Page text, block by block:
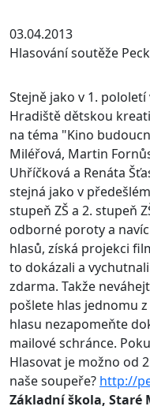
03.04.2013
Hlasování soutěže
Stejně jako v 1.
Hradiště dětskou
na téma "Kino
Miléřová, Martin
Uhříčková a Renáta
stejná jako v
stupeň ZŠ a 2. stupeň
odborné poroty a
hlasů, získá projekci
to dokázali a
zdarma. Takže
pošlete hlas jednomu
hlasu nezapomeňte
mailové schránce.
Hlasovat je možno od
naše soupeře? http://
Základní škola, Staré